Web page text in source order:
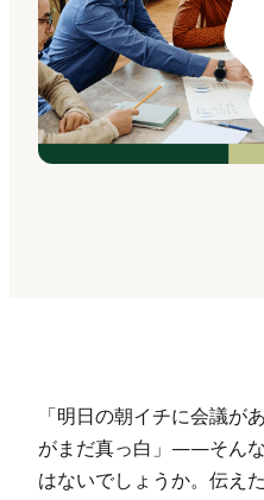
Presenti AI
AI PPT作成ツール
Presenti AI SDK
「明日の朝イチに会議が
がまだ真っ白」——そん
はないでしょうか。伝え